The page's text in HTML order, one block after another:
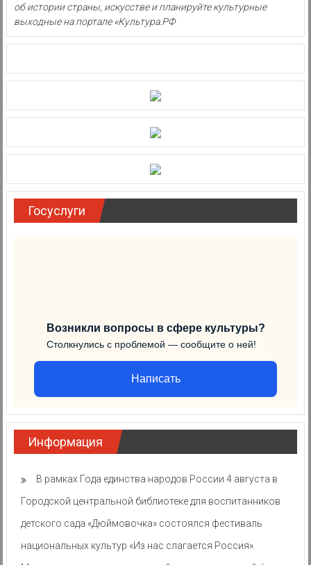
об истории страны, искусстве и планируйте культурные
выходные на портале «Культура.РФ
Госуслуги
Возникли вопросы в сфере культуры?
Столкнулись с проблемой — сообщите о ней!
Написать
Информация
В рамках Года единства народов России 4 августа в
Городской центральной библиотеке для воспитанников
детского сада «Дюймовочка» состоялся фестиваль
национальных культур «Из нас слагается Россия».